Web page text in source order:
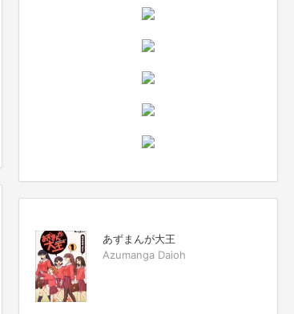
あずまんが大王
Azumanga Daioh